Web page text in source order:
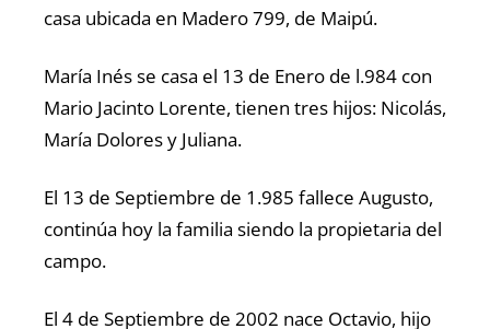
casa ubicada en Madero 799, de Maipú.
María Inés se casa el 13 de Enero de l.984 con
Mario Jacinto Lorente, tienen tres hijos: Nicolás,
María Dolores y Juliana.
El 13 de Septiembre de 1.985 fallece Augusto,
continúa hoy la familia siendo la propietaria del
campo.
El 4 de Septiembre de 2002 nace Octavio, hijo